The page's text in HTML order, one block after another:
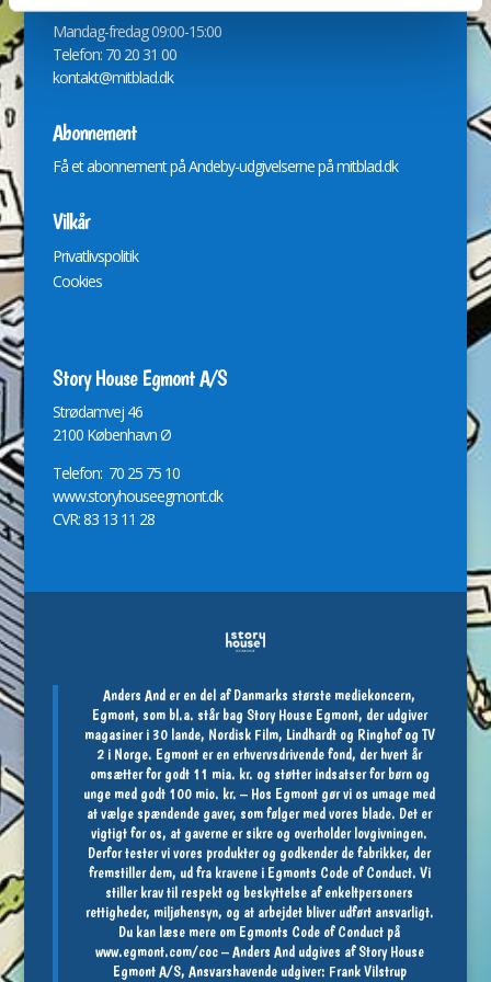
Mandag-fredag 09:00-15:00
Telefon: 70 20 31 00
kontakt@mitblad.dk
Abonnement
Få et abonnement på Andeby-udgivelserne påmitblad.dk
Vilkår
Privatlivspolitik
Cookies
Story House Egmont A/S
Strødamvej 46
2100 København Ø
Telefon: 70 25 75 10
www.storyhouseegmont.dk
CVR: 83 13 11 28
Anders And er en del af Danmarks største mediekoncern,
Egmont, som bl.a. står bag Story House Egmont, der udgiver
magasiner i 30 lande, Nordisk Film, Lindhardt og Ringhof og TV
2 i Norge. Egmont er en erhvervsdrivende fond, der hvert år
omsætter for godt 11 mia. kr. og støtter indsatser for børn og
unge med godt 100 mio. kr. – Hos Egmont gør vi os umage med
at vælge spændende gaver, som følger med vores blade. Det er
vigtigt for os, at gaverne er sikre og overholder lovgivningen.
Derfor tester vi vores produkter og godkender de fabrikker, der
fremstiller dem, ud fra kravene i Egmonts Code of Conduct. Vi
stiller krav til respekt og beskyttelse af enkeltpersoners
rettigheder, miljøhensyn, og at arbejdet bliver udført ansvarligt.
Du kan læse mere om Egmonts Code of Conduct på
www.egmont.com/coc– Anders And udgives af Story House
Egmont A/S, Ansvarshavende udgiver: Frank Vilstrup